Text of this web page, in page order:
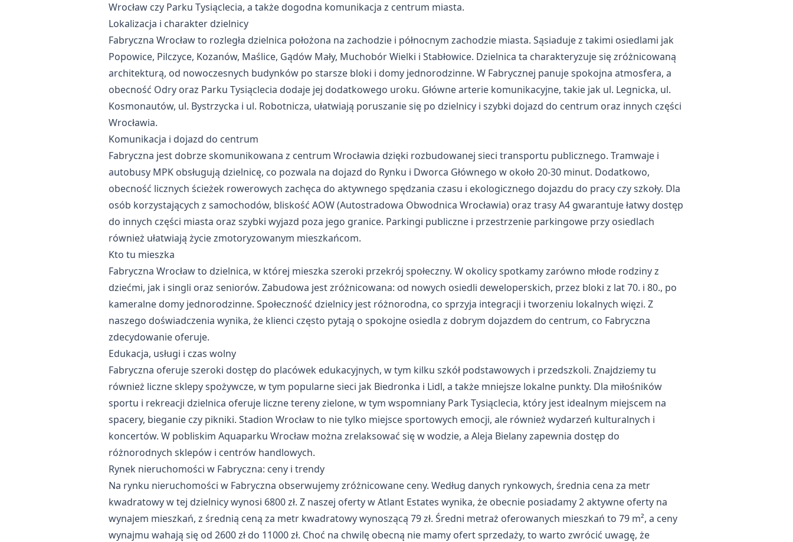
Wrocław czy Parku Tysiąclecia, a także dogodna komunikacja z centrum miasta.
Lokalizacja i charakter dzielnicy
Fabryczna Wrocław to rozległa dzielnica położona na zachodzie i północnym zachodzie miasta. Sąsiaduje z takimi osiedlami jak
Popowice, Pilczyce, Kozanów, Maślice, Gądów Mały, Muchobór Wielki i Stabłowice. Dzielnica ta charakteryzuje się zróżnicowaną
architekturą, od nowoczesnych budynków po starsze bloki i domy jednorodzinne. W Fabrycznej panuje spokojna atmosfera, a
obecność Odry oraz Parku Tysiąclecia dodaje jej dodatkowego uroku. Główne arterie komunikacyjne, takie jak ul. Legnicka, ul.
Kosmonautów, ul. Bystrzycka i ul. Robotnicza, ułatwiają poruszanie się po dzielnicy i szybki dojazd do centrum oraz innych części
Wrocławia.
Komunikacja i dojazd do centrum
Fabryczna jest dobrze skomunikowana z centrum Wrocławia dzięki rozbudowanej sieci transportu publicznego. Tramwaje i
autobusy MPK obsługują dzielnicę, co pozwala na dojazd do Rynku i Dworca Głównego w około 20-30 minut. Dodatkowo,
obecność licznych ścieżek rowerowych zachęca do aktywnego spędzania czasu i ekologicznego dojazdu do pracy czy szkoły. Dla
osób korzystających z samochodów, bliskość AOW (Autostradowa Obwodnica Wrocławia) oraz trasy A4 gwarantuje łatwy dostęp
do innych części miasta oraz szybki wyjazd poza jego granice. Parkingi publiczne i przestrzenie parkingowe przy osiedlach
również ułatwiają życie zmotoryzowanym mieszkańcom.
Kto tu mieszka
Fabryczna Wrocław to dzielnica, w której mieszka szeroki przekrój społeczny. W okolicy spotkamy zarówno młode rodziny z
dziećmi, jak i singli oraz seniorów. Zabudowa jest zróżnicowana: od nowych osiedli deweloperskich, przez bloki z lat 70. i 80., po
kameralne domy jednorodzinne. Społeczność dzielnicy jest różnorodna, co sprzyja integracji i tworzeniu lokalnych więzi. Z
naszego doświadczenia wynika, że klienci często pytają o spokojne osiedla z dobrym dojazdem do centrum, co Fabryczna
zdecydowanie oferuje.
Edukacja, usługi i czas wolny
Fabryczna oferuje szeroki dostęp do placówek edukacyjnych, w tym kilku szkół podstawowych i przedszkoli. Znajdziemy tu
również liczne sklepy spożywcze, w tym popularne sieci jak Biedronka i Lidl, a także mniejsze lokalne punkty. Dla miłośników
sportu i rekreacji dzielnica oferuje liczne tereny zielone, w tym wspomniany Park Tysiąclecia, który jest idealnym miejscem na
spacery, bieganie czy pikniki. Stadion Wrocław to nie tylko miejsce sportowych emocji, ale również wydarzeń kulturalnych i
koncertów. W pobliskim Aquaparku Wrocław można zrelaksować się w wodzie, a Aleja Bielany zapewnia dostęp do
różnorodnych sklepów i centrów handlowych.
Rynek nieruchomości w Fabryczna: ceny i trendy
Na rynku nieruchomości w Fabryczna obserwujemy zróżnicowane ceny. Według danych rynkowych, średnia cena za metr
kwadratowy w tej dzielnicy wynosi 6800 zł. Z naszej oferty w Atlant Estates wynika, że obecnie posiadamy 2 aktywne oferty na
wynajem mieszkań, z średnią ceną za metr kwadratowy wynoszącą 79 zł. Średni metraż oferowanych mieszkań to 79 m², a ceny
wynajmu wahają się od 2600 zł do 11000 zł. Choć na chwilę obecną nie mamy ofert sprzedaży, to warto zwrócić uwagę, że